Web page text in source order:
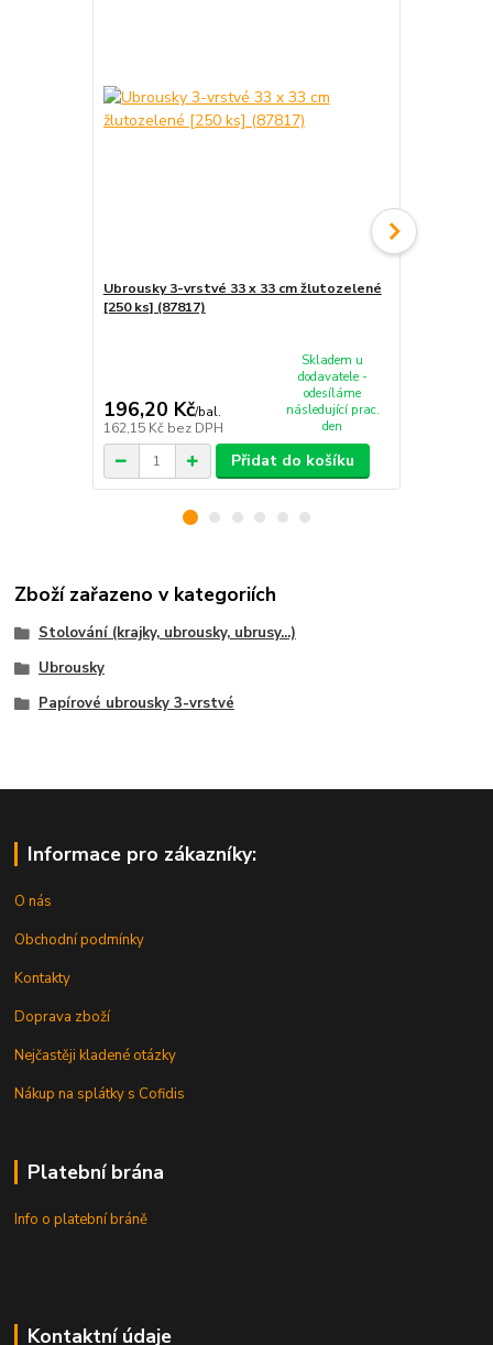
Ubrousky 3-vrstvé 33 x 33 cm žlutozelené
[250 ks] (87817)
196,20 Kč/bal.
162,15 Kč bez DPH
Skladem u
dodavatele -
odesíláme
následující prac.
den
Přidat do košíku
Zboží zařazeno v kategoriích
Stolování (krajky, ubrousky, ubrusy...)
Ubrousky
Papírové ubrousky 3-vrstvé
Informace pro zákazníky:
O nás
Obchodní podmínky
Kontakty
Doprava zboží
Nejčastěji kladené otázky
Nákup na splátky s Cofidis
Platební brána
Info o platební bráně
Kontaktní údaje